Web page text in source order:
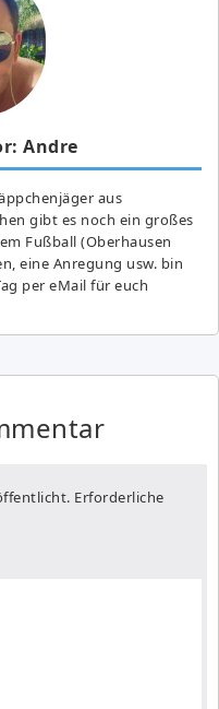
Andre
aus
gibt es noch ein großes
Fußball (Oberhausen
eine Anregung usw. bin
per eMail für euch
Erforderliche